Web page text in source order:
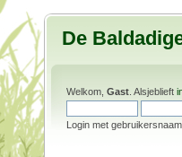
De
Welkom, Gast . Alsjeblieft
Login met